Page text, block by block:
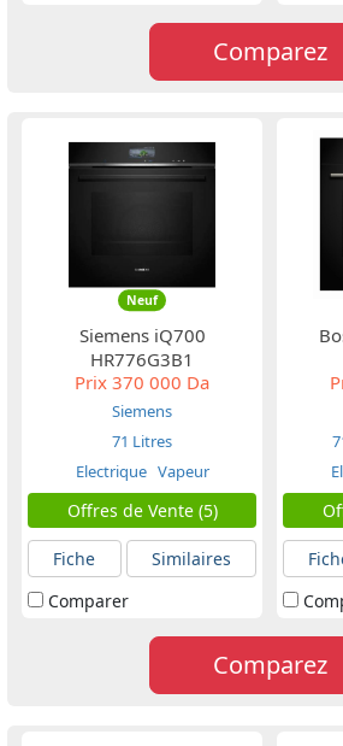
Comparez
Neuf
Siemens iQ700
HR776G3B1
Prix 370 000 Da
Siemens
71 Litres
Electrique Vapeur
Offres de Vente (5)
Fiche
Similaires
Comparer
Comparez